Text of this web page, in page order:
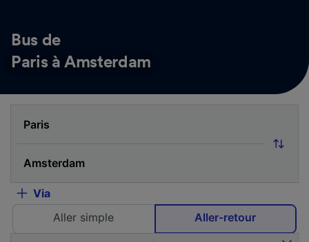
Bus de
Paris à Amsterdam
Via
Aller simple
Aller-retour